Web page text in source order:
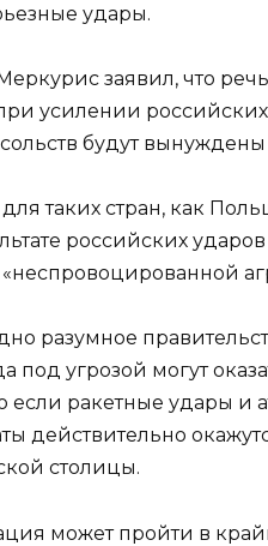
удары.
заявил, что
усилении
будут вынуждены
таких стран, как
российских
разумное
под угрозой могут
если ракетные удары и
действительно
столицы.
может пройти в